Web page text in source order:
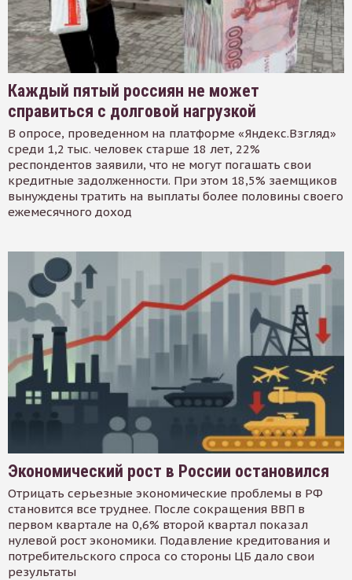
Каждый пятый россиян не может
справиться с долговой нагрузкой
В опросе, проведенном на платформе «Яндекс.Взгляд»
среди 1,2 тыс. человек старше 18 лет, 22%
респондентов заявили, что не могут погашать свои
кредитные задолженности. При этом 18,5% заемщиков
вынуждены тратить на выплаты более половины своего
ежемесячного доход
Экономический рост в России остановился
Отрицать серьезные экономические проблемы в РФ
становится все труднее. После сокращения ВВП в
первом квартале на 0,6% второй квартал показал
нулевой рост экономики. Подавление кредитования и
потребительского спроса со стороны ЦБ дало свои
результаты